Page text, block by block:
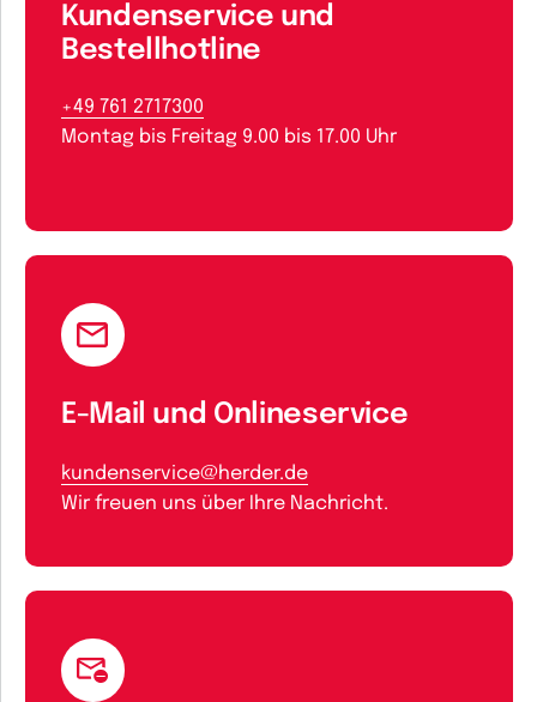
Kundenservice und
Bestellhotline
+49 761 2717300
Montag bis Freitag 9.00 bis 17.00 Uhr
E-Mail und Onlineservice
kundenservice@herder.de
Wir freuen uns über Ihre Nachricht.